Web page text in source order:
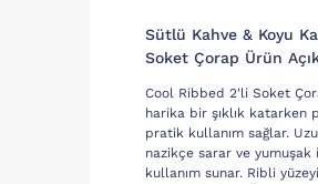
Sütlü Kahve & Koyu
Soket Çorap Ürün
Cool Ribbed 2'li Soket
harika bir şıklık
pratik kullanım sağlar.
nazikçe sarar ve
kullanım sunar. Ribli